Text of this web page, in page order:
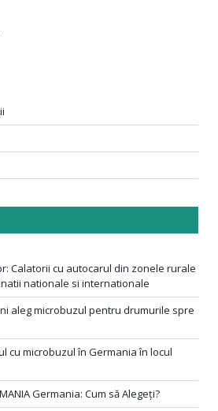
Calatorii cu autocarul din zonele rurale
nationale si internationale
aleg microbuzul pentru drumurile spre
cu microbuzul în Germania în locul
Germania: Cum să Alegeți?